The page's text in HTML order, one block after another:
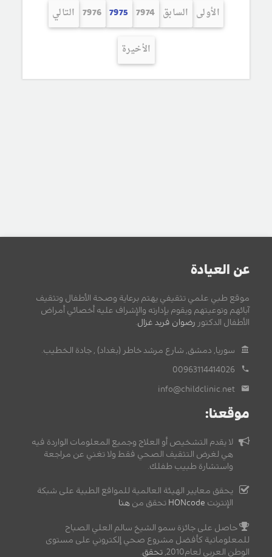
الأولى السابق 7974
7975
7976 التالي
الأخيرة
عن العيادة
موقع طبي علمي تثقيفي يهتم برعاية وصحة الأطفال وتثقيف
آبائهم وتوعيتهم ويقوم بإدارته والإشراف عليه أخصائي أمراض
الأطفال الدكتور رضوان فريد غزال.
سوريا, دمشق, شارع مرشد خاطر (بغداد) , جادة الخطيب.
00963114414026
info@childclinic.net
موقعنا:
لا يقدم التشخيص أو العلاج وجميع المعلومات الواردة فيه
هي لغرض التثقيف الصحي فقط ولا تغني عن مراجعة
واستشارة طبيب طفلك.
يحقق معايير الهيئة العالمية للمواقع الطبية على شبكة
الإنترنت HONcode تحقق من هنا
حاصل على جائزة سمو الشيخ سالم العلي الصباح
للمعلوماتية كأفضل مشروع صحي إلكتروني على مستوى
الوطن العربي لعام2010,
تحقق.